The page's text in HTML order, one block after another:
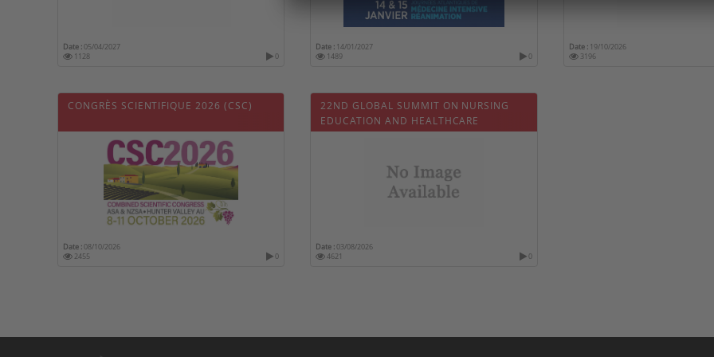
Date :05/04/2027
1128
0
Date : 14/01/2027
1489
0
Date :19/10/2026
3196
CONGRÈS SCIENTIFIQUE 2026 (CSC)
Date :08/10/2026
2455
0
22ND GLOBAL SUMMIT ON NURSING
EDUCATION AND HEALTHCARE
Date :03/08/2026
4621
0